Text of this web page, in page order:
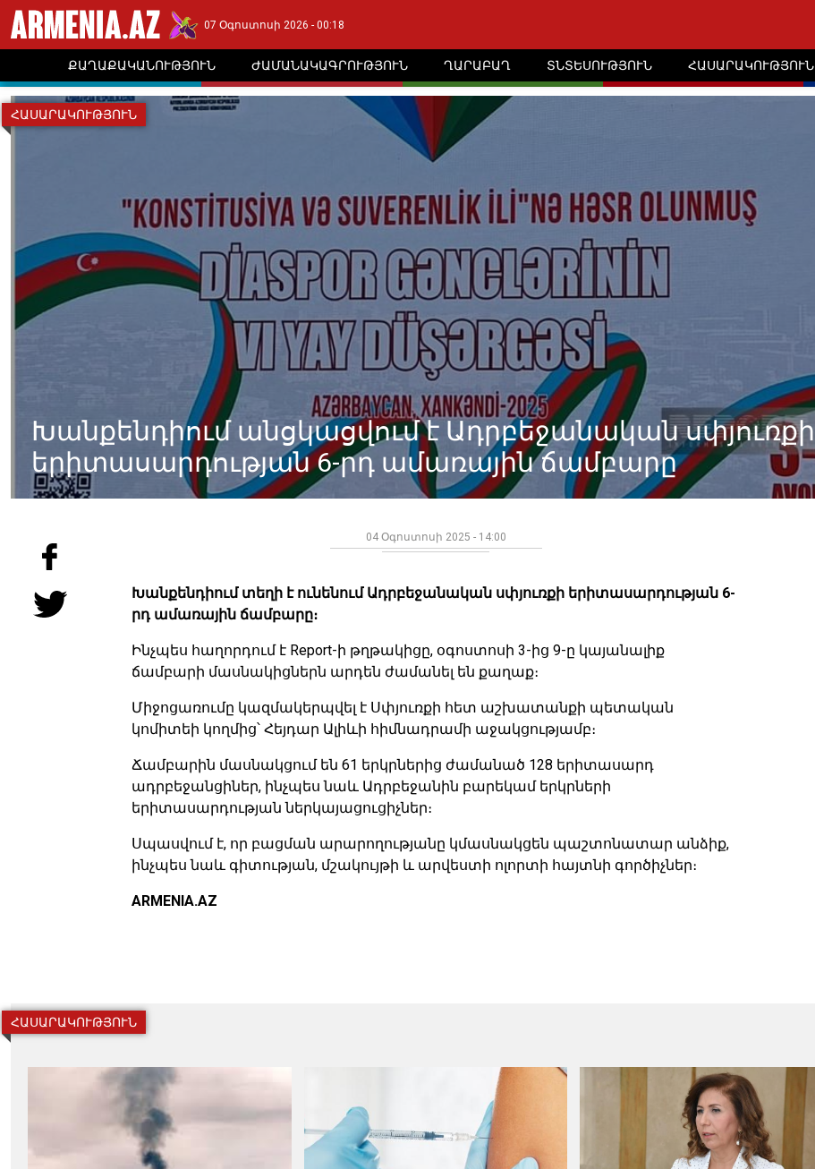
07 Օգոստոսի 2026 - 00:18
ՔԱՂԱՔԱԿԱՆՈՒԹՅՈՒՆ ԺԱՄԱՆԱԿԱԳՐՈՒԹՅՈՒՆ ՂԱՐԱԲԱՂ ՏՆՏԵՍՈՒԹՅՈՒՆ ՀԱՍԱՐԱԿՈՒԹՅՈՒՆ
Խանքենդիում անցկացվում է Ադրբեջանական սփյուռքի
երիտասարդության 6-րդ ամառային ճամբարը
ՀԱՍԱՐԱԿՈՒԹՅՈՒՆ
04 Օգոստոսի 2025 - 14:00
Խանքենդիում տեղի է ունենում Ադրբեջանական սփյուռքի երիտասարդության 6-
րդ ամառային ճամբարը։
Ինչպես հաղորդում է Report-ի թղթակիցը, օգոստոսի 3-ից 9-ը կայանալիք
ճամբարի մասնակիցներն արդեն ժամանել են քաղաք։
Միջոցառումը կազմակերպվել է Սփյուռքի հետ աշխատանքի պետական
կոմիտեի կողմից՝ Հեյդար Ալիևի հիմնադրամի աջակցությամբ։
Ճամբարին մասնակցում են 61 երկրներից ժամանած 128 երիտասարդ
ադրբեջանցիներ, ինչպես նաև Ադրբեջանին բարեկամ երկրների
երիտասարդության ներկայացուցիչներ։
Սպասվում է, որ բացման արարողությանը կմասնակցեն պաշտոնատար անձիք,
ինչպես նաև գիտության, մշակույթի և արվեստի ոլորտի հայտնի գործիչներ։
ARMENIA.AZ
ՀԱՍԱՐԱԿՈՒԹՅՈՒՆ